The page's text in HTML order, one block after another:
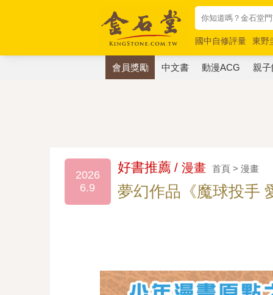
國中自修評量
東野
唯紅花綻放
奧德賽
會員獎勵 中文書 動漫ACG 親
2026
6.9
好書推薦 / 漫畫 首頁 > 漫畫
夢幻作品《魔球投手